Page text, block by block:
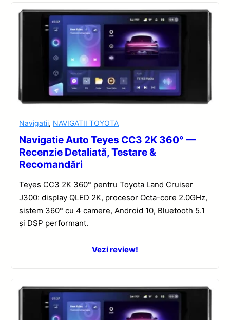
Navigatii, NAVIGATII TOYOTA
Navigatie Auto Teyes CC3 2K 360° —
Recenzie Detaliată, Testare &
Recomandări
Teyes CC3 2K 360° pentru Toyota Land Cruiser
J300: display QLED 2K, procesor Octa-core 2.0GHz,
sistem 360° cu 4 camere, Android 10, Bluetooth 5.1
și DSP performant.
Vezi review!